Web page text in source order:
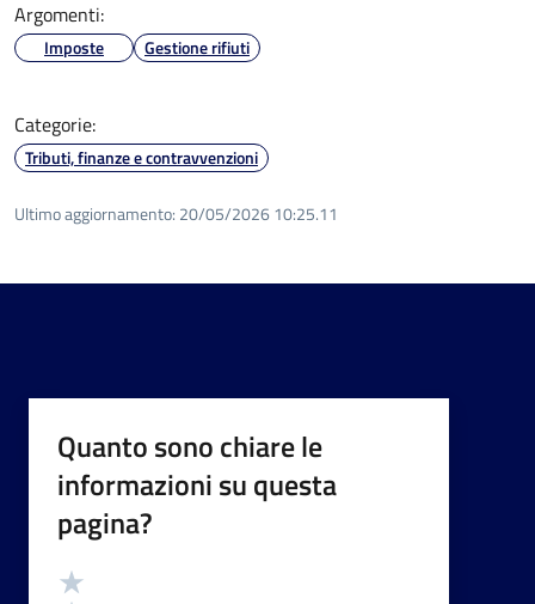
Argomenti:
Imposte Gestione rifiuti
Categorie:
Tributi, finanze e contravvenzioni
Ultimo aggiornamento: 20/05/2026 10:25.11
Quanto sono chiare le
informazioni su questa
pagina?
Valutazione